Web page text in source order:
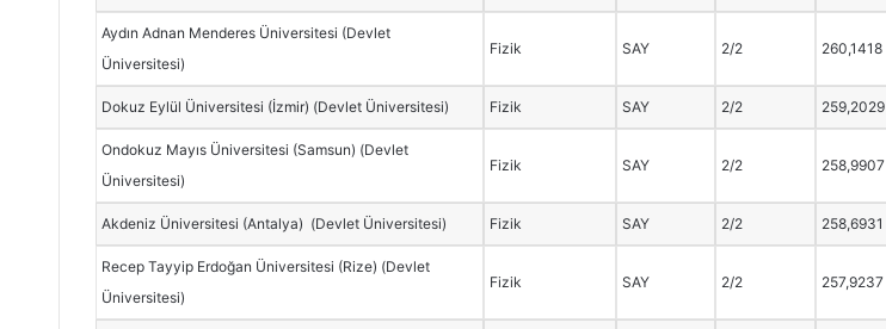
Aydın Adnan Menderes Üniversitesi (Devlet
Üniversitesi)
Fizik SAY 2/2 260,1418
Dokuz Eylül Üniversitesi (İzmir) (Devlet Üniversitesi) Fizik SAY 2/2 259,2029
Ondokuz Mayıs Üniversitesi (Samsun) (Devlet
Üniversitesi)
Fizik SAY 2/2 258,9907
Akdeniz Üniversitesi (Antalya) (Devlet Üniversitesi) Fizik SAY 2/2 258,6931
Recep Tayyip Erdoğan Üniversitesi (Rize) (Devlet
Üniversitesi)
Fizik SAY 2/2 257,9237